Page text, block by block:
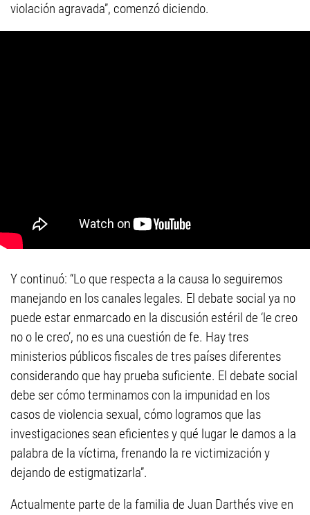
violación agravada”, comenzó diciendo.
Y continuó: “Lo que respecta a la causa lo seguiremos
manejando en los canales legales. El debate social ya no
puede estar enmarcado en la discusión estéril de ‘le creo
no o le creo’, no es una cuestión de fe. Hay tres
ministerios públicos fiscales de tres países diferentes
considerando que hay prueba suficiente. El debate social
debe ser cómo terminamos con la impunidad en los
casos de violencia sexual, cómo logramos que las
investigaciones sean eficientes y qué lugar le damos a la
palabra de la víctima, frenando la re victimización y
dejando de estigmatizarla”.
Actualmente parte de la familia de Juan Darthés vive en